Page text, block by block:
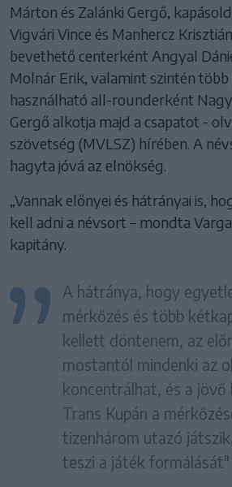
Márton és Zalánki Gergő,
Vigvári Vince és Manhercz
bevethető centerként Angyal
Molnár Erik, valamint szintén
használható all-rounderként
Gergő alkotja majd a csapatot -
szövetség (MVLSZ) hírében. A
hagyta jóvá az elnökség.
„Vannak előnyei és hátrányai is,
kell adni a névsort – mondta
kapitány.
A hátránya, hogy
mérkőzés és több
kellett döntenem, az
mostantól mindenki az
koncentrálhat, és a jövő
Trans Kupán a
tizenhárom utazó
teszi a játék formálását"